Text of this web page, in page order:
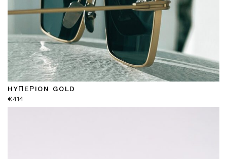
HYΠEΡION GOLD
€414